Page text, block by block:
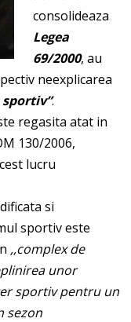
consolideaza
Legea
69/2000, au
neexplicarea
.
regasita atat in
130/2006,
lucru
si
sportiv este
,,complex de
unor
sportiv pentru un
sezon